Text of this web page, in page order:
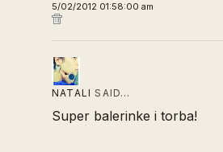
5/02/2012 01:58:00 am
NATALI SAID…
Super balerinke i torba!